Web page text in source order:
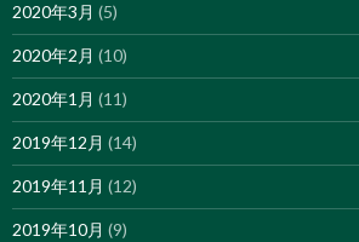
2020年3月 (5)
2020年2月 (10)
2020年1月 (11)
2019年12月 (14)
2019年11月 (12)
2019年10月 (9)